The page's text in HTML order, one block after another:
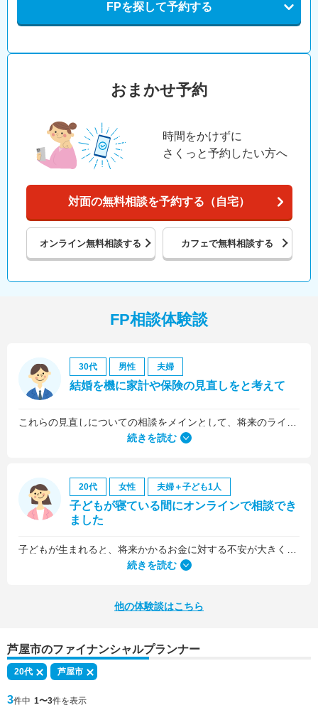
FPを探して予約する
おまかせ予約
時間をかけずに
さくっと予約したい方へ
対面の無料相談を予約する（自宅）
オンライン無料相談する カフェで無料相談する
FP相談体験談
30代 男性 夫婦
結婚を機に家計や保険の見直しをと考えて
続きを読む
20代 女性 夫婦＋子ども1人
子どもが寝ている間にオンラインで相談でき
ました
何より、とても親身になって対応してくださって大満足。うちと同じように子どもの将来のお金のことで悩んでいる友人にも教えました。
続きを読む
他の体験談はこちら
芦屋市のファイナンシャルプランナー
20代 芦屋市
3件中 1〜3件を表示